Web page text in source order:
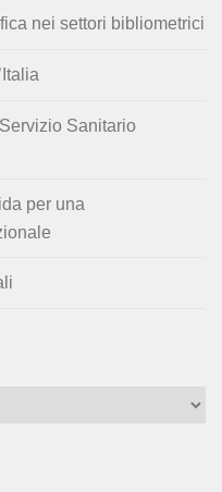
nei settori bibliometrici
Sanitario
per una